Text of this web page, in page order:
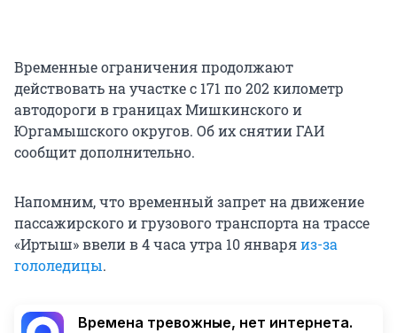
Временные ограничения продолжают
действовать на участке с 171 по 202 километр
автодороги в границах Мишкинского и
Юргамышского округов. Об их снятии ГАИ
сообщит дополнительно.
Напомним, что временный запрет на движение
пассажирского и грузового транспорта на трассе
«Иртыш» ввели в 4 часа утра 10 январяиз-за
гололедицы.
Времена тревожные, нет интернета.